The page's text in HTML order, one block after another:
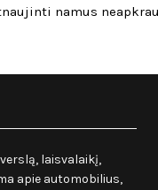
namus
laisvalaikį,
apie automobilius,